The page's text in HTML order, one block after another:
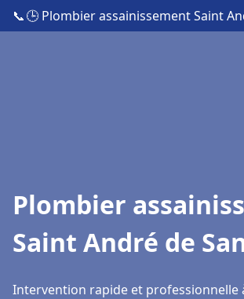
📞🕒 Plombier assainissement Saint
Plombier
Saint André de
Intervention rapide et professionnelle